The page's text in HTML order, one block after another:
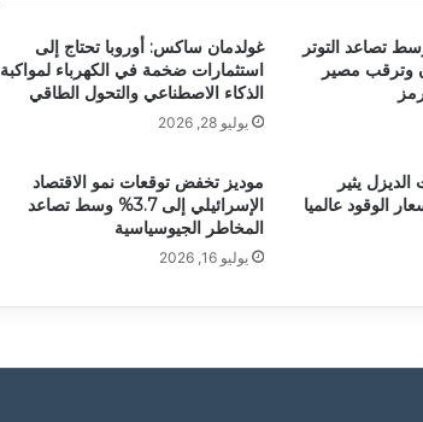
تصاعد التوتر
وترقب مصير
غولدمان ساكس: أوروبا تحتاج إلى
استثمارات ضخمة في الكهرباء لمواكبة
الذكاء الاصطناعي والتحول الطاقي
يوليو 28, 2026
يثير
الوقود عالميا
موديز تخفض توقعات نمو الاقتصاد
الإسرائيلي إلى 3.7% وسط تصاعد
المخاطر الجيوسياسية
يوليو 16, 2026